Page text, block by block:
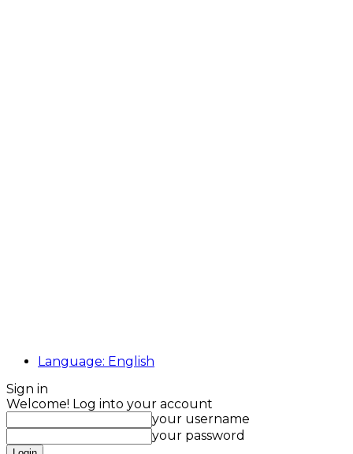
Language: English
Sign in
Welcome! Log into your account
your username
your password